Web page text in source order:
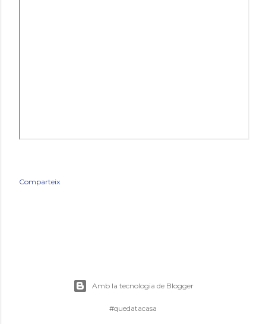
Comparteix
Amb la tecnologia de Blogger
#quedatacasa